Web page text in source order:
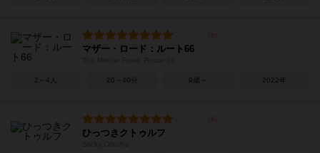
マザー・ロード：ルート66
2～4人 20～40分 9歳～ 2022年
ひっつきクトゥルフ